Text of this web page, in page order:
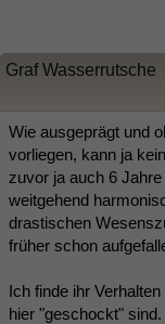
Graf Wasserrutsche
Wie ausgeprägt und
vorliegen, kann ja
zuvor ja auch 6
weitgehend
drastischen
früher schon
Ich finde ihr
hier "geschockt"